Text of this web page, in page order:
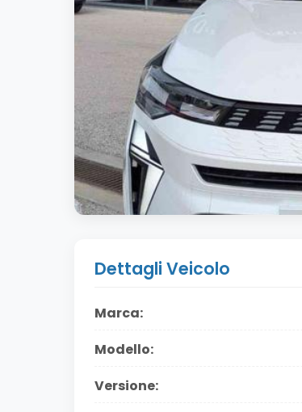
Dettagli Veicolo
Marca:
Modello:
Versione: